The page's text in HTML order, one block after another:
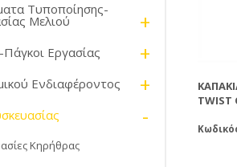
TWIST
Τυποποίησης-
Μελιού +
Πάγκοι Εργασίας +
Ενδιαφέροντος +
-
Κηρήθρας